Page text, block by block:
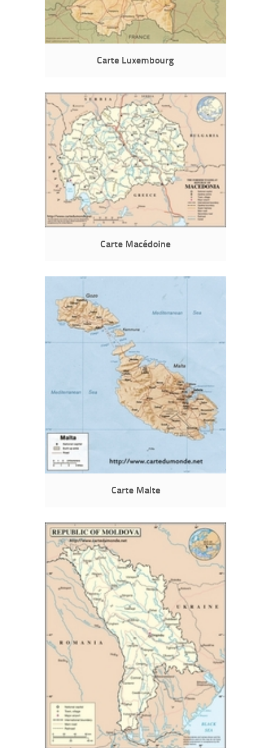
Carte Luxembourg
Carte Macédoine
Carte Malte